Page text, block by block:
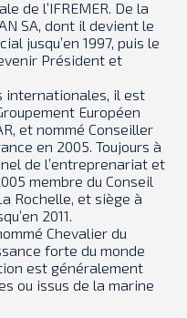
de l’IFREMER. De la
SA, dont il devient le
jusqu’en 1997, puis le
Président et
internationales, il est
Européen
et nommé Conseiller
en 2005. Toujours à
de l’entreprenariat et
membre du Conseil
Rochelle, et siège à
2011.
Chevalier du
forte du monde
est généralement
ou issus de la marine